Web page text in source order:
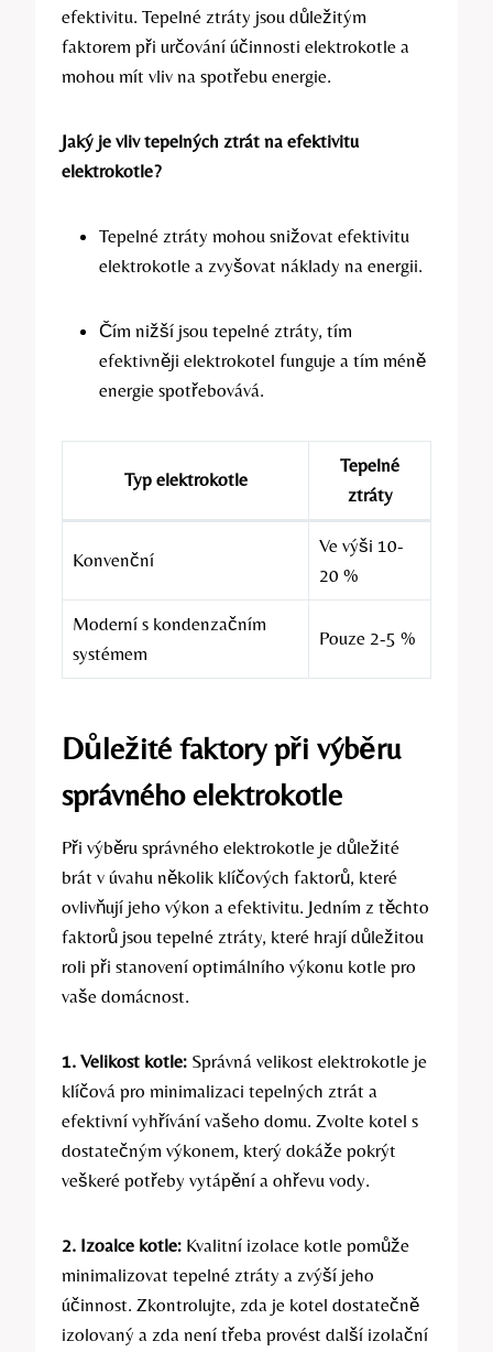
efektivitu. Tepelné ztráty jsou důležitým
faktorem při určování účinnosti elektrokotle a⁢
mohou mít vliv na spotřebu energie.
Jaký je vliv tepelných ztrát na efektivitu
elektrokotle?
Tepelné ztráty mohou snižovat efektivitu
elektrokotle a zvyšovat⁤ náklady na energii.
Čím nižší jsou tepelné ztráty, ⁤tím
efektivněji elektrokotel funguje a tím méně​
energie spotřebovává.
Typ elektrokotle
Tepelné
ztráty
Konvenční
Ve výši 10-
20 %
Moderní s kondenzačním
systémem
Pouze 2-5 %
Důležité faktory při výběru
správného elektrokotle
Při výběru správného elektrokotle​ je ⁣důležité
brát v úvahu několik klíčových faktorů, které​
ovlivňují jeho výkon a efektivitu. Jedním z ⁤těchto
faktorů jsou tepelné ztráty, které hrají ‍důležitou
roli při stanovení optimálního výkonu kotle pro
vaše domácnost.
1. Velikost kotle: Správná‌ velikost elektrokotle je
klíčová pro minimalizaci tepelných⁢ ztrát a
efektivní vyhřívání vašeho domu. Zvolte kotel s
dostatečným výkonem, který dokáže pokrýt
veškeré potřeby vytápění a ohřevu vody.
2. Izoalce kotle: Kvalitní izolace ‍kotle pomůže
minimalizovat tepelné ztráty ‌a zvýší jeho
účinnost. Zkontrolujte,‌ zda⁢ je kotel dostatečně
izolovaný a zda není třeba provést další izolační